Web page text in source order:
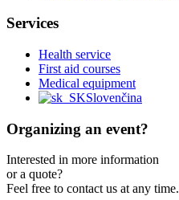
Services
Health service
First aid courses
Medical equipment
Slovenčina
Organizing an event?
Interested in more information
or a quote?
Feel free to contact us at any time.